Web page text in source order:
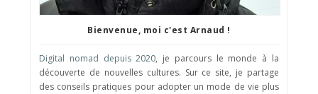
Bienvenue, moi c'est Arnaud !
Digital nomad depuis 2020, je parcours le monde à la
découverte de nouvelles cultures. Sur ce site, je partage
des conseils pratiques pour adopter un mode de vie plus